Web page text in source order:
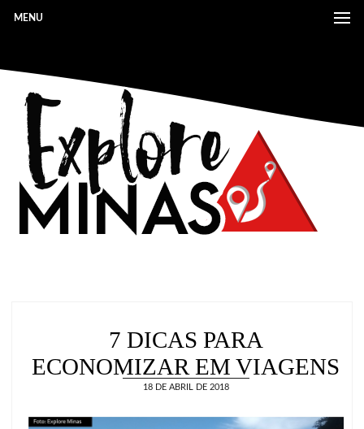
MENU
7 DICAS PARA
ECONOMIZAR EM VIAGENS
18 DE ABRIL DE 2018